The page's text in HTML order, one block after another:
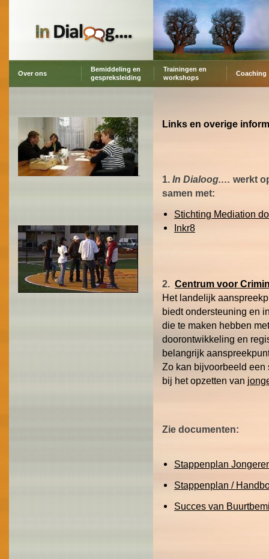
Over ons
Bemiddeling en
gespreksleiding
Trainingen en
workshops
Coaching
.
Links en overige
1. In Dialoog.… werkt
samen met:
Stichting Mediation
Inkr8
2. Centrum voor
Het landelijk
biedt ondersteuning en
die te maken hebben
doorontwikkeling en
belangrijk
Zo kan bijvoorbeeld
bij het opzetten van
Zie documenten:
Stappenplan
Stappenplan /
Succes van